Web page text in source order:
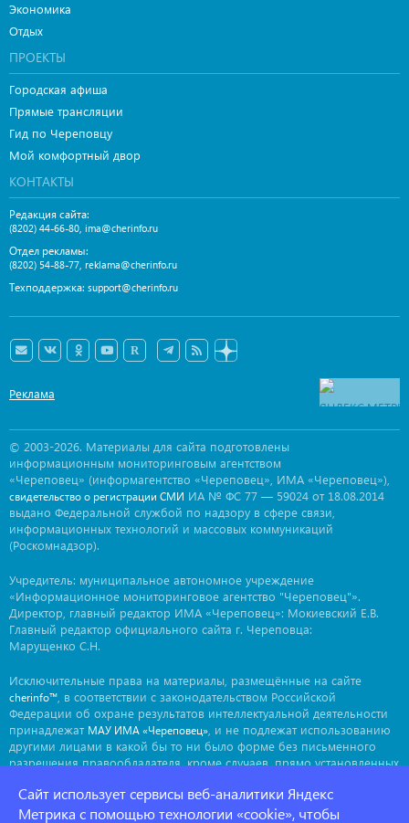
Экономика
Отдых
ПРОЕКТЫ
Городская афиша
Прямые трансляции
Гид по Череповцу
Мой комфортный двор
КОНТАКТЫ
Редакция сайта:
(8202) 44-66-80, ima@cherinfo.ru
Отдел рекламы:
(8202) 54-88-77, reklama@cherinfo.ru
Техподдержка: support@cherinfo.ru
Реклама
© 2003-2026. Материалы для сайта подготовлены
информационным мониторинговым агентством
«Череповец» (информагентство «Череповец», ИМА «Череповец»),
свидетельство о регистрации СМИ ИА № ФС 77 — 59024 от 18.08.2014
выдано Федеральной службой по надзору в сфере связи,
информационных технологий и массовых коммуникаций
(Роскомнадзор).
Учредитель: муниципальное автономное учреждение
«Информационное мониторинговое агентство "Череповец"».
Директор, главный редактор ИМА «Череповец»: Мокиевский Е.В.
Главный редактор официального сайта г. Череповца:
Марущенко С.Н.
Исключительные права на материалы, размещённые на сайте
cherinfo™ , в соответствии с законодательством Российской
Федерации об охране результатов интеллектуальной деятельности
принадлежат МАУ ИМА «Череповец» , и не подлежат использованию
другими лицами в какой бы то ни было форме без письменного
разрешения правообладателя, кроме случаев, прямо установленных
ima@cherinfo.ru. Мнение авторов может не совпадать с мнением
редакции.
Сайт использует сервисы веб-аналитики Яндекс
Метрика с помощью технологии «cookie», чтобы